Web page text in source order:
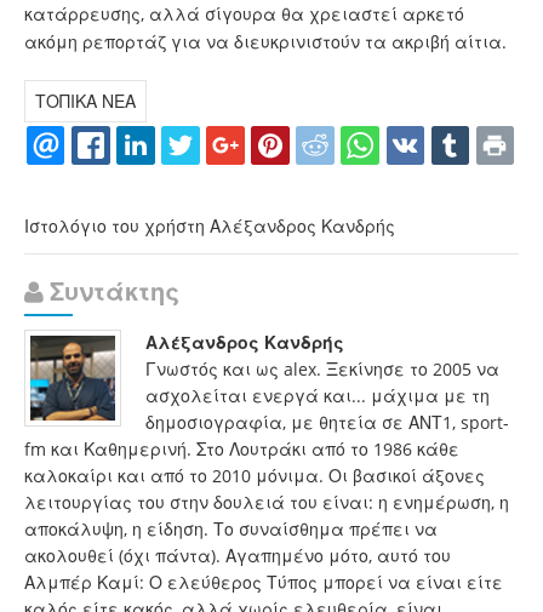
κατάρρευσης, αλλά σίγουρα θα χρειαστεί αρκετό
ακόμη ρεπορτάζ για να διευκρινιστούν τα ακριβή αίτια.
ΤΟΠΙΚΑ ΝΕΑ
Ιστολόγιο του χρήστη Αλέξανδρος Κανδρής
Συντάκτης
Αλέξανδρος Κανδρής
Γνωστός και ως alex. Ξεκίνησε το 2005 να
ασχολείται ενεργά και... μάχιμα με τη
δημοσιογραφία, με θητεία σε ΑΝΤ1, sport-
fm και Καθημερινή. Στο Λουτράκι από το 1986 κάθε
καλοκαίρι και από το 2010 μόνιμα. Οι βασικοί άξονες
λειτουργίας του στην δουλειά του είναι: η ενημέρωση, η
αποκάλυψη, η είδηση. Το συναίσθημα πρέπει να
ακολουθεί (όχι πάντα). Αγαπημένο μότο, αυτό του
Αλμπέρ Καμί: Ο ελεύθερος Τύπος μπορεί να είναι είτε